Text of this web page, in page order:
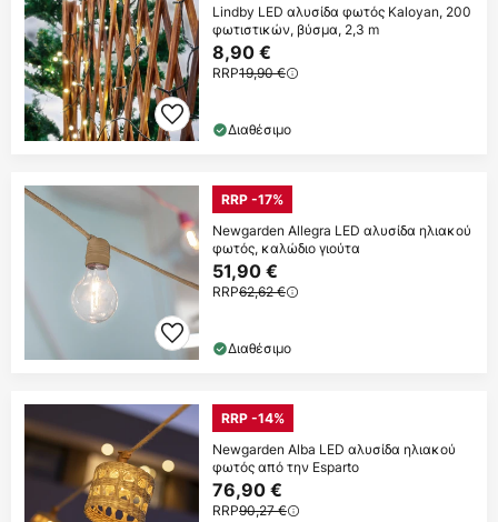
Lindby LED αλυσίδα φωτός Kaloyan, 200
φωτιστικών, βύσμα, 2,3 m
8,90 €
RRP19,90 €
Διαθέσιμο
RRP -17%
Newgarden Allegra LED αλυσίδα ηλιακού
φωτός, καλώδιο γιούτα
51,90 €
RRP62,62 €
Διαθέσιμο
RRP -14%
Newgarden Alba LED αλυσίδα ηλιακού
φωτός από την Esparto
76,90 €
RRP90,27 €